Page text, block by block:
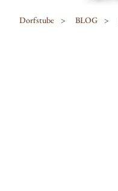
Dorfstube BLOG